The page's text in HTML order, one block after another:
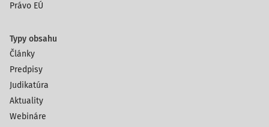
Právo EÚ
Typy obsahu
Články
Predpisy
Judikatúra
Aktuality
Webináre